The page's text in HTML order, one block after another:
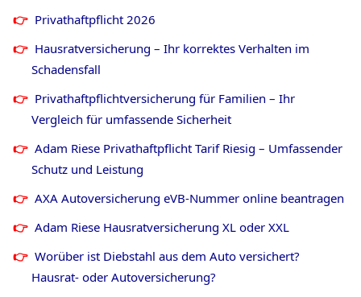
Privathaftpflicht 2026
Hausratversicherung – Ihr korrektes Verhalten im
Schadensfall
Privathaftpflichtversicherung für Familien – Ihr
Vergleich für umfassende Sicherheit
Adam Riese Privathaftpflicht Tarif Riesig – Umfassender
Schutz und Leistung
AXA Autoversicherung eVB-Nummer online beantragen
Adam Riese Hausratversicherung XL oder XXL
Worüber ist Diebstahl aus dem Auto versichert?
Hausrat- oder Autoversicherung?